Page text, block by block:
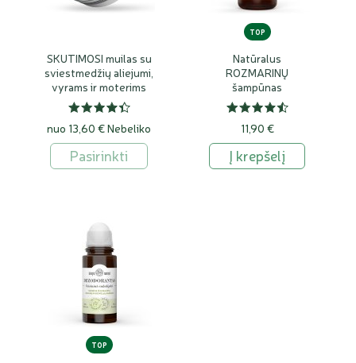
SKUTIMOSI muilas su
sviestmedžių aliejumi,
vyrams ir moterims
nuo 13,60 €Nebeliko
Pasirinkti
TOP
Natūralus
ROZMARINŲ
šampūnas
11,90 €
Į krepšelį
TOP